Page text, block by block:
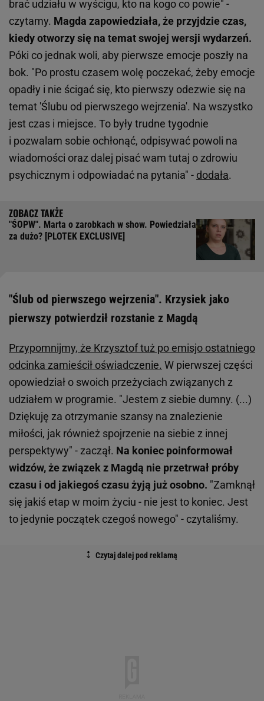
brać udziału w wyścigu, kto na kogo co powie" -
czytamy. Magda zapowiedziała, że przyjdzie czas,
kiedy otworzy się na temat swojej wersji wydarzeń.
Póki co jednak woli, aby pierwsze emocje poszły na
bok. "Po prostu czasem wolę poczekać, żeby emocje
opadły i nie ścigać się, kto pierwszy odezwie się na
temat 'Ślubu od pierwszego wejrzenia'. Na wszystko
jest czas i miejsce. To były trudne tygodnie
i pozwalam sobie ochłonąć, odpisywać powoli na
wiadomości oraz dalej pisać wam tutaj o zdrowiu
psychicznym i odpowiadać na pytania" - dodała.
"ŚOPW". Marta o zarobkach w show. Powiedziała
za dużo? [PLOTEK EXCLUSIVE]
"Ślub od pierwszego wejrzenia". Krzysiek jako
pierwszy potwierdził rozstanie z Magdą
Przypomnijmy, że Krzysztof tuż po emisjo ostatniego
odcinka zamieścił oświadczenie. W pierwszej części
opowiedział o swoich przeżyciach związanych z
udziałem w programie. "Jestem z siebie dumny. (...)
Dziękuję za otrzymanie szansy na znalezienie
miłości, jak również spojrzenie na siebie z innej
perspektywy" - zaczął. Na koniec poinformował
widzów, że związek z Magdą nie przetrwał próby
czasu i od jakiegoś czasu żyją już osobno. "Zamknął
się jakiś etap w moim życiu - nie jest to koniec. Jest
to jedynie początek czegoś nowego" - czytaliśmy.